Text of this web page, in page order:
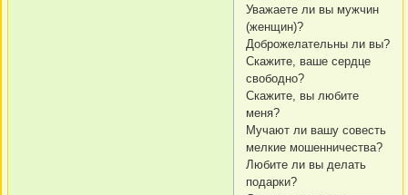
Уважаете ли вы мужчин
(женщин)?
Доброжелательны ли вы?
Скажите, ваше сердце
свободно?
Скажите, вы любите
меня?
Мучают ли вашу совесть
мелкие мошенничества?
Любите ли вы делать
подарки?